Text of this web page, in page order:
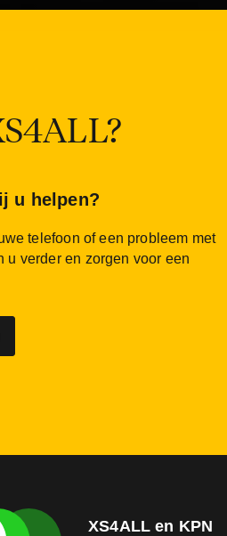
u helpen?
telefoon of een probleem met
verder en zorgen voor een
XS4ALL en KPN